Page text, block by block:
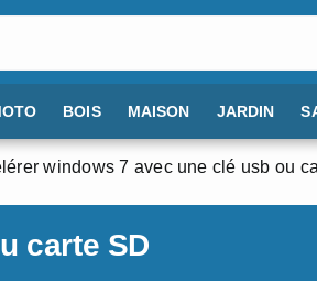
BOIS MAISON JARDIN
windows 7 avec une clé usb ou
carte SD